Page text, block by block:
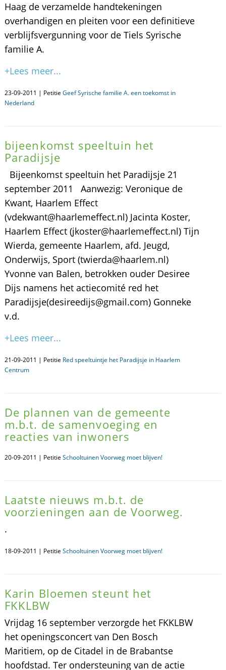
Haag de verzamelde handtekeningen
overhandigen en pleiten voor een definitieve
verblijfsvergunning voor de Tiels Syrische
familie A.
+Lees meer...
23-09-2011 | Petitie Geef Syrische familie A. een toekomst in
Nederland
bijeenkomst speeltuin het
Paradijsje
Bijeenkomst speeltuin het Paradijsje 21
september 2011 Aanwezig: Veronique de
Kwant, Haarlem Effect
(vdekwant@haarlemeffect.nl) Jacinta Koster,
Haarlem Effect (jkoster@haarlemeffect.nl) Tijn
Wierda, gemeente Haarlem, afd. Jeugd,
Onderwijs, Sport (twierda@haarlem.nl)
Yvonne van Balen, betrokken ouder Desiree
Dijs namens het actiecomité red het
Paradijsje(desireedijs@gmail.com) Gonneke
v.d.
+Lees meer...
21-09-2011 | Petitie Red speeltuintje het Paradijsje in Haarlem
Centrum
De plannen van de gemeente
m.b.t. de samenvoeging en
reacties van inwoners
20-09-2011 | Petitie Schooltuinen Voorweg moet blijven!
Laatste nieuws m.b.t. de
voorzieningen aan de Voorweg.
.
18-09-2011 | Petitie Schooltuinen Voorweg moet blijven!
Karin Bloemen steunt het
FKKLBW
Vrijdag 16 september verzorgde het FKKLBW
het openingsconcert van Den Bosch
Maritiem, op de Citadel in de Brabantse
hoofdstad. Ter ondersteuning van de actie